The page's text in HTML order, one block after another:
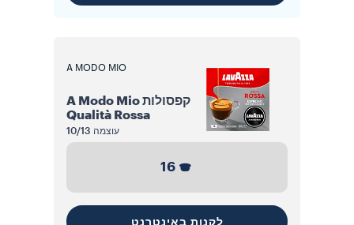
A MODO MIO
קפסולות A Modo Mio
Qualità Rossa
עוצמה 10/13
16
לקנות באינטרנט